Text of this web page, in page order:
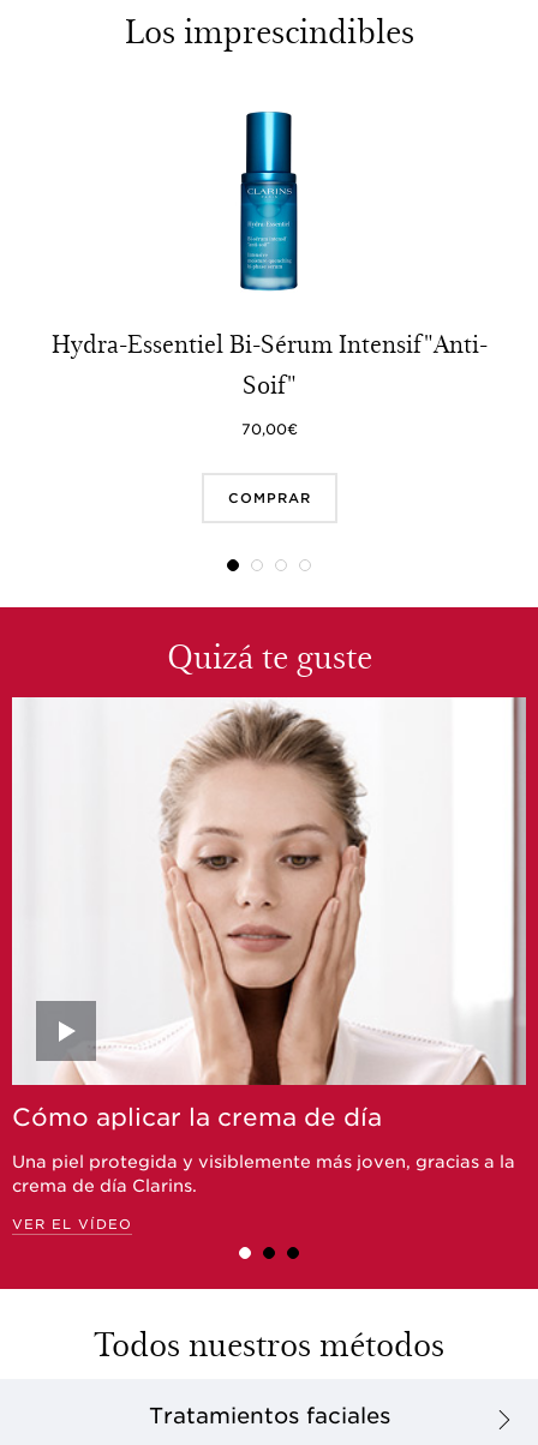
Los imprescindibles
Hydra-Essentiel Bi-Sérum Intensif "Anti-
Soif"
70,00€
COMPRAR
Quizá te guste
Cómo aplicar la crema de día
Una piel protegida y visiblemente más joven, gracias a la
crema de día Clarins.
VER EL VÍDEO
Todos nuestros métodos
Tratamientos faciales